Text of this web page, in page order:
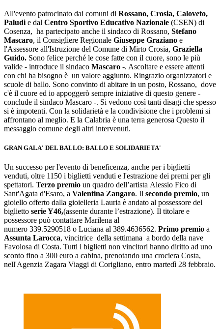
All'evento patrocinato dai comuni di Rossano, Crosia, Caloveto,
Paludi e dal Centro Sportivo Educativo Nazionale (CSEN) di
Cosenza, ha partecipato anche il sindaco di Rossano, Stefano
Mascaro, il Consigliere Regionale Giuseppe Graziano e
l'Assessore all'Istruzione del Comune di Mirto Crosia, Graziella
Guido. Sono felice perché le cose fatte con il cuore, sono le più
valide - introduce il sindaco Mascaro -. Ascoltare e essere attenti
con chi ha bisogno è un valore aggiunto. Ringrazio organizzatori e
scuole di ballo. Sono convinto di abitare in un posto, Rossano, dove
c'è il cuore ed io appoggerò sempre iniziative di questo genere -
conclude il sindaco Mascaro -. Si vedono così tanti disagi che spesso
si è impotenti. Con la solidarietà e la condivisione che i problemi si
affrontano al meglio. E la Calabria è una terra generosa Questo il
messaggio comune degli altri intervenuti.
GRAN GALA' DEL BALLO: BALLO E SOLIDARIETA'
Un successo per l'evento di beneficenza, anche per i biglietti
venduti, oltre 1150 i biglietti venduti e l'estrazione dei premi per gli
spettatori. Terzo premio un quadro dell’artista Alessio Fico di
Sant'Agata d'Esaro, a Valentina Zangaro. Il secondo premio, un
gioiello offerto dalla gioielleria Lauria è andato al possessore del
biglietto serie Y46,(assente durante l’estrazione). Il titolare e
possessore può contattare Marilena al
numero 339.5290518 o Luciana al 389.4636562. Primo premio a
Assunta Larocca, vincitrice della settimana a bordo della nave
Favolosa di Costa. Tutti i biglietti non vincitori hanno diritto ad uno
sconto fino a 300 euro a cabina, prenotando una crociera Costa,
nell'Agenzia Zagara Viaggi di Corigliano, entro martedì 28 febbraio.